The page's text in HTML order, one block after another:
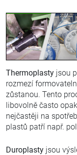
Thermoplasty jsou
rozmezí
zůstanou. Tento
libovolně často
nejčastěji na
plastů patří např.
Duroplasty jsou